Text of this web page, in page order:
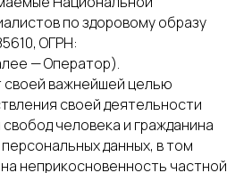
по здоровому образу
ОГРН:
— Оператор).
своей важнейшей целью
своей деятельности
человека и гражданина
данных, в том
неприкосновенность частной